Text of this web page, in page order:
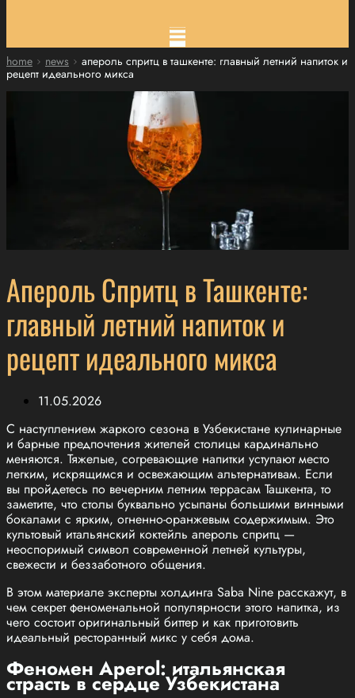
home news
апероль спритц в ташкенте: главный летний напиток и
рецепт идеального микса
Апероль Спритц в Ташкенте:
главный летний напиток и
рецепт идеального микса
11.05.2026
С наступлением жаркого сезона в Узбекистане кулинарные
и барные предпочтения жителей столицы кардинально
меняются. Тяжелые, согревающие напитки уступают место
легким, искрящимся и освежающим альтернативам. Если
вы пройдетесь по вечерним летним террасам Ташкента, то
заметите, что столы буквально усыпаны большими винными
бокалами с ярким, огненно-оранжевым содержимым. Это
культовый итальянский коктейль апероль спритц —
неоспоримый символ современной летней культуры,
свежести и беззаботного общения.
В этом материале эксперты холдинга Saba Nine расскажут, в
чем секрет феноменальной популярности этого напитка, из
чего состоит оригинальный биттер и как приготовить
идеальный ресторанный микс у себя дома.
Феномен Aperol: итальянская
страсть в сердце Узбекистана